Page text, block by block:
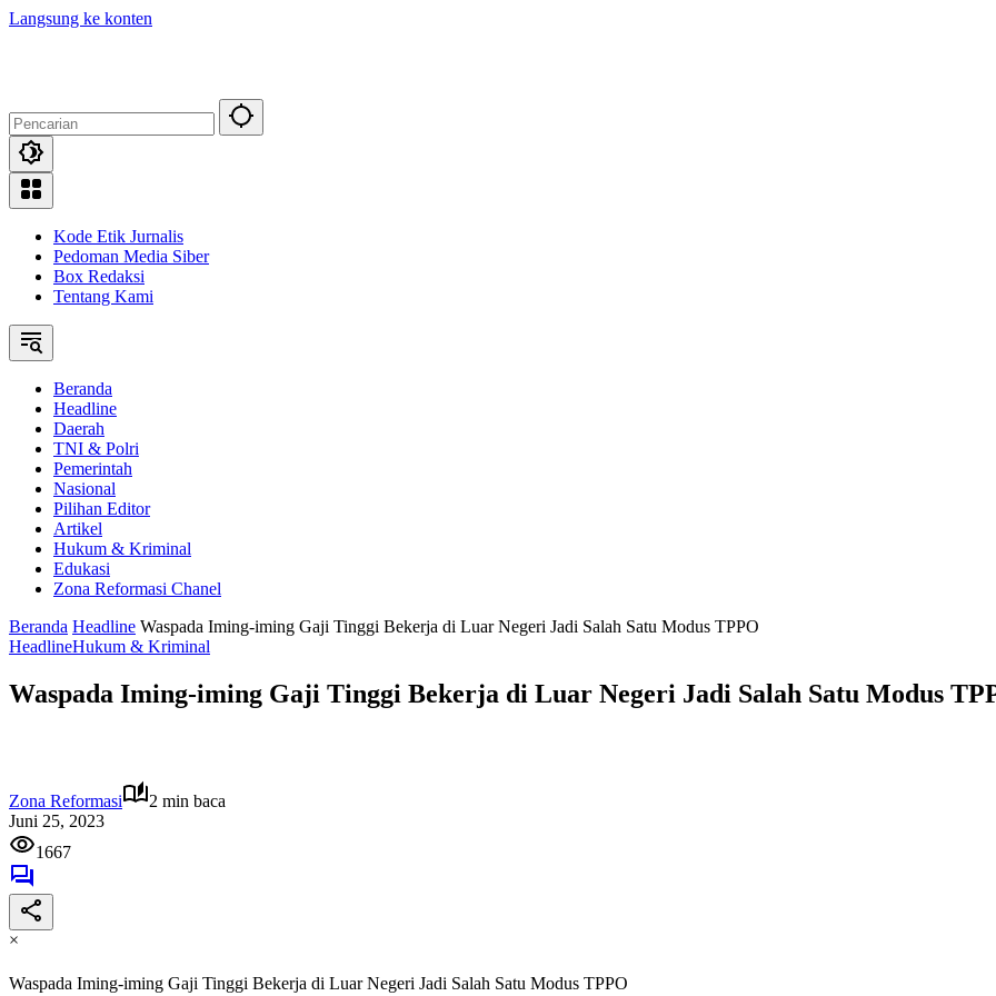
Langsung ke konten
Kode Etik Jurnalis
Pedoman Media Siber
Box Redaksi
Tentang Kami
Beranda
Headline
Daerah
TNI & Polri
Pemerintah
Nasional
Pilihan Editor
Artikel
Hukum & Kriminal
Edukasi
Zona Reformasi Chanel
Beranda Headline Waspada Iming-iming Gaji Tinggi Bekerja di Luar Negeri Jadi Salah Satu Modus TPPO
HeadlineHukum & Kriminal
Waspada Iming-iming Gaji Tinggi Bekerja di Luar Negeri Jadi Salah Satu Modus
Zona Reformasi
2 min baca
Juni 25, 2023
1667
×
Waspada Iming-iming Gaji Tinggi Bekerja di Luar Negeri Jadi Salah Satu Modus TPPO